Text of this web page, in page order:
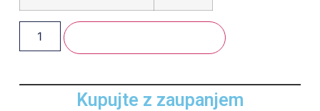
Kupujte z zaupanjem